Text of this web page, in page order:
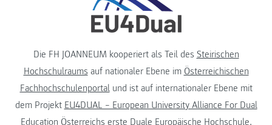
Die FH JOANNEUM kooperiert als Teil des Steirischen
Hochschulraums auf nationaler Ebene im Österreichischen
Fachhochschulenportalund ist auf internationaler Ebene mit
dem Projekt EU4DUAL – European University Alliance For Dual
Education Österreichs erste Duale Europäische Hochschule.